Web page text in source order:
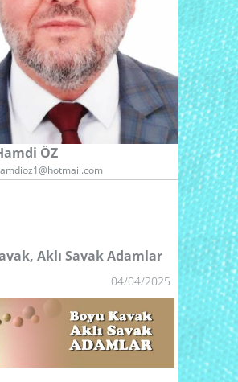
ÖZ
Aklı Savak Adamlar
04/04/2025